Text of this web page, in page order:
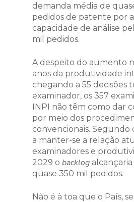
demanda média de
pedidos de patente por
capacidade de análise
mil pedidos.
A despeito do aumento
anos da produtividade
chegando a 55 decisões
examinador, os 357
INPI não têm como dar
por meio dos
convencionais. Segundo
a manter-se a relação
examinadores e
2029 o backlog
quase 350 mil pedidos.
Não é à toa que o País,